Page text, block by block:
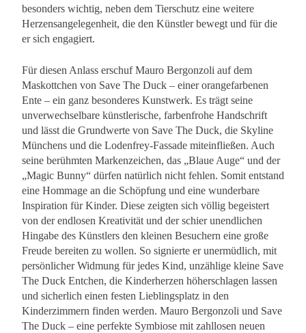
besonders wichtig, neben dem Tierschutz eine weitere
Herzensangelegenheit, die den Künstler bewegt und für die
er sich engagiert.
Für diesen Anlass erschuf Mauro Bergonzoli auf dem
Maskottchen von Save The Duck – einer orangefarbenen
Ente – ein ganz besonderes Kunstwerk. Es trägt seine
unverwechselbare künstlerische, farbenfrohe Handschrift
und lässt die Grundwerte von Save The Duck, die Skyline
Münchens und die Lodenfrey-Fassade miteinfließen. Auch
seine berühmten Markenzeichen, das „Blaue Auge“ und der
„Magic Bunny“ dürfen natürlich nicht fehlen. Somit entstand
eine Hommage an die Schöpfung und eine wunderbare
Inspiration für Kinder. Diese zeigten sich völlig begeistert
von der endlosen Kreativität und der schier unendlichen
Hingabe des Künstlers den kleinen Besuchern eine große
Freude bereiten zu wollen. So signierte er unermüdlich, mit
persönlicher Widmung für jedes Kind, unzählige kleine Save
The Duck Entchen, die Kinderherzen höherschlagen lassen
und sicherlich einen festen Lieblingsplatz in den
Kinderzimmern finden werden. Mauro Bergonzoli und Save
The Duck – eine perfekte Symbiose mit zahllosen neuen